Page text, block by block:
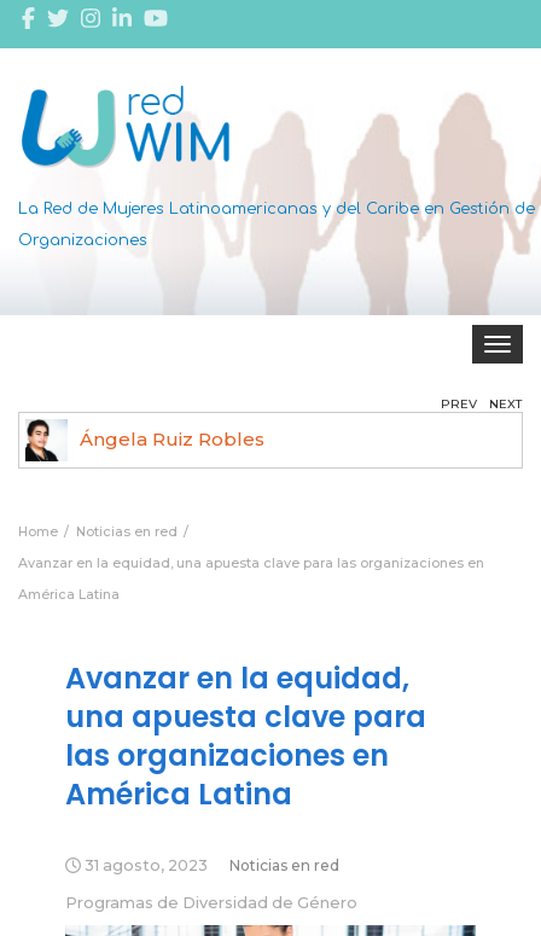
La Red de Mujeres Latinoamericanas y del Caribe en Gestión de
Organizaciones
Toggle
Dottie Thomas
PREV NEXT
Home
Noticias en red
Avanzar en la equidad, una apuesta clave para las organizaciones en
América Latina
Avanzar en la equidad,
una apuesta clave para
las organizaciones en
América Latina
31 agosto, 2023 Noticias en red
Programas de Diversidad de Género